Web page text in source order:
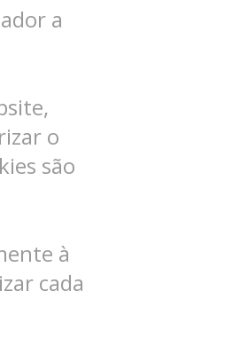
a
o
são
à
cada